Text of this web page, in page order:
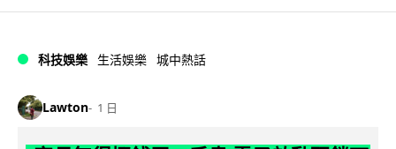
科技娛樂 生活娛樂 城中熱話
Lawton 1 日